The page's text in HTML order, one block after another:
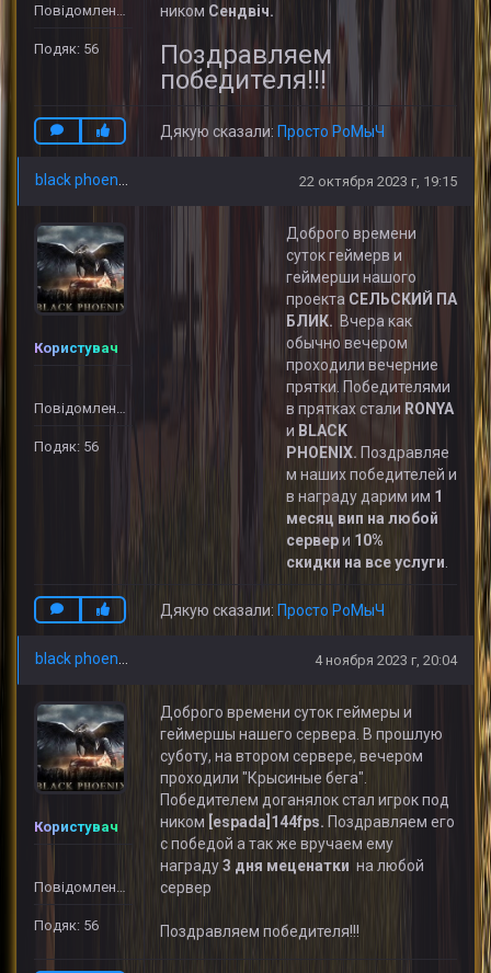
Подяк: 56
ником Сендвіч.
Поздравляем
победителя!!!
Дякую сказали: Просто РоМыЧ
22 октября 2023 г, 19:15
Користувач
Подяк: 56
Доброго времени
суток геймерв и
геймерши нашого
проекта СЕЛЬСКИЙ ПА
БЛИК. Вчера как
обычно вечером
проходили вечерние
прятки. Победителями
в прятках стали RONYA
и BLACK
PHOENIX. Поздравляе
м наших победителей и
в награду дарим им 1
месяц вип на любой
сервери 10%
скидки на все услуги
Дякую сказали: Просто РоМыЧ
4 ноября 2023 г, 20:04
Користувач
Подяк: 56
Доброго времени суток геймеры и
геймершы нашего сервера. В прошлую
суботу, на втором сервере, вечером
проходили "Крысиные бега".
Победителем доганялок стал игрок под
ником [espada]144fps. Поздравляем его
с победой а так же вручаем ему
награду3 дня меценатки на любой
сервер
Поздравляем победителя!!!